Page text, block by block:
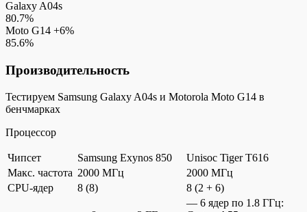
Galaxy A04s
80.7%
Moto G14 +6%
85.6%
Производительность
Тестируем Samsung Galaxy A04s и Motorola Moto G14 в
бенчмарках
Процессор
Чипсет Samsung Exynos 850
Unisoc Tiger T616
Макс. частота 2000 МГц
2000 МГц
CPU-ядер
8 (8) 8 (2 + 6)
— 6 ядер по 1.8 ГГц: